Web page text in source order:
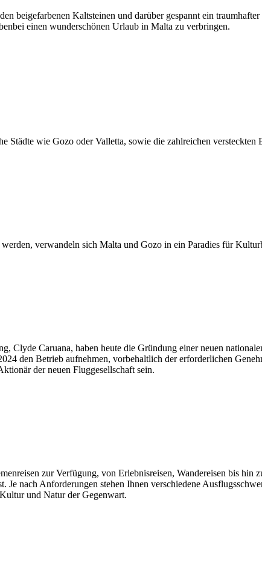
beigefarbenen Kaltsteinen und darüber gespannt ein
einen wunderschönen Urlaub in Malta zu verbringen.
wie Gozo oder Valletta, sowie die zahlreichen versteckten
verwandeln sich Malta und Gozo in ein Paradies für
Caruana, haben heute die Gründung einer neuen
den Betrieb aufnehmen, vorbehaltlich der erforderlichen
der neuen Fluggesellschaft sein.
zur Verfügung, von Erlebnisreisen, Wandereisen bis hin
Je nach Anforderungen stehen Ihnen verschiedene
und Natur der Gegenwart.